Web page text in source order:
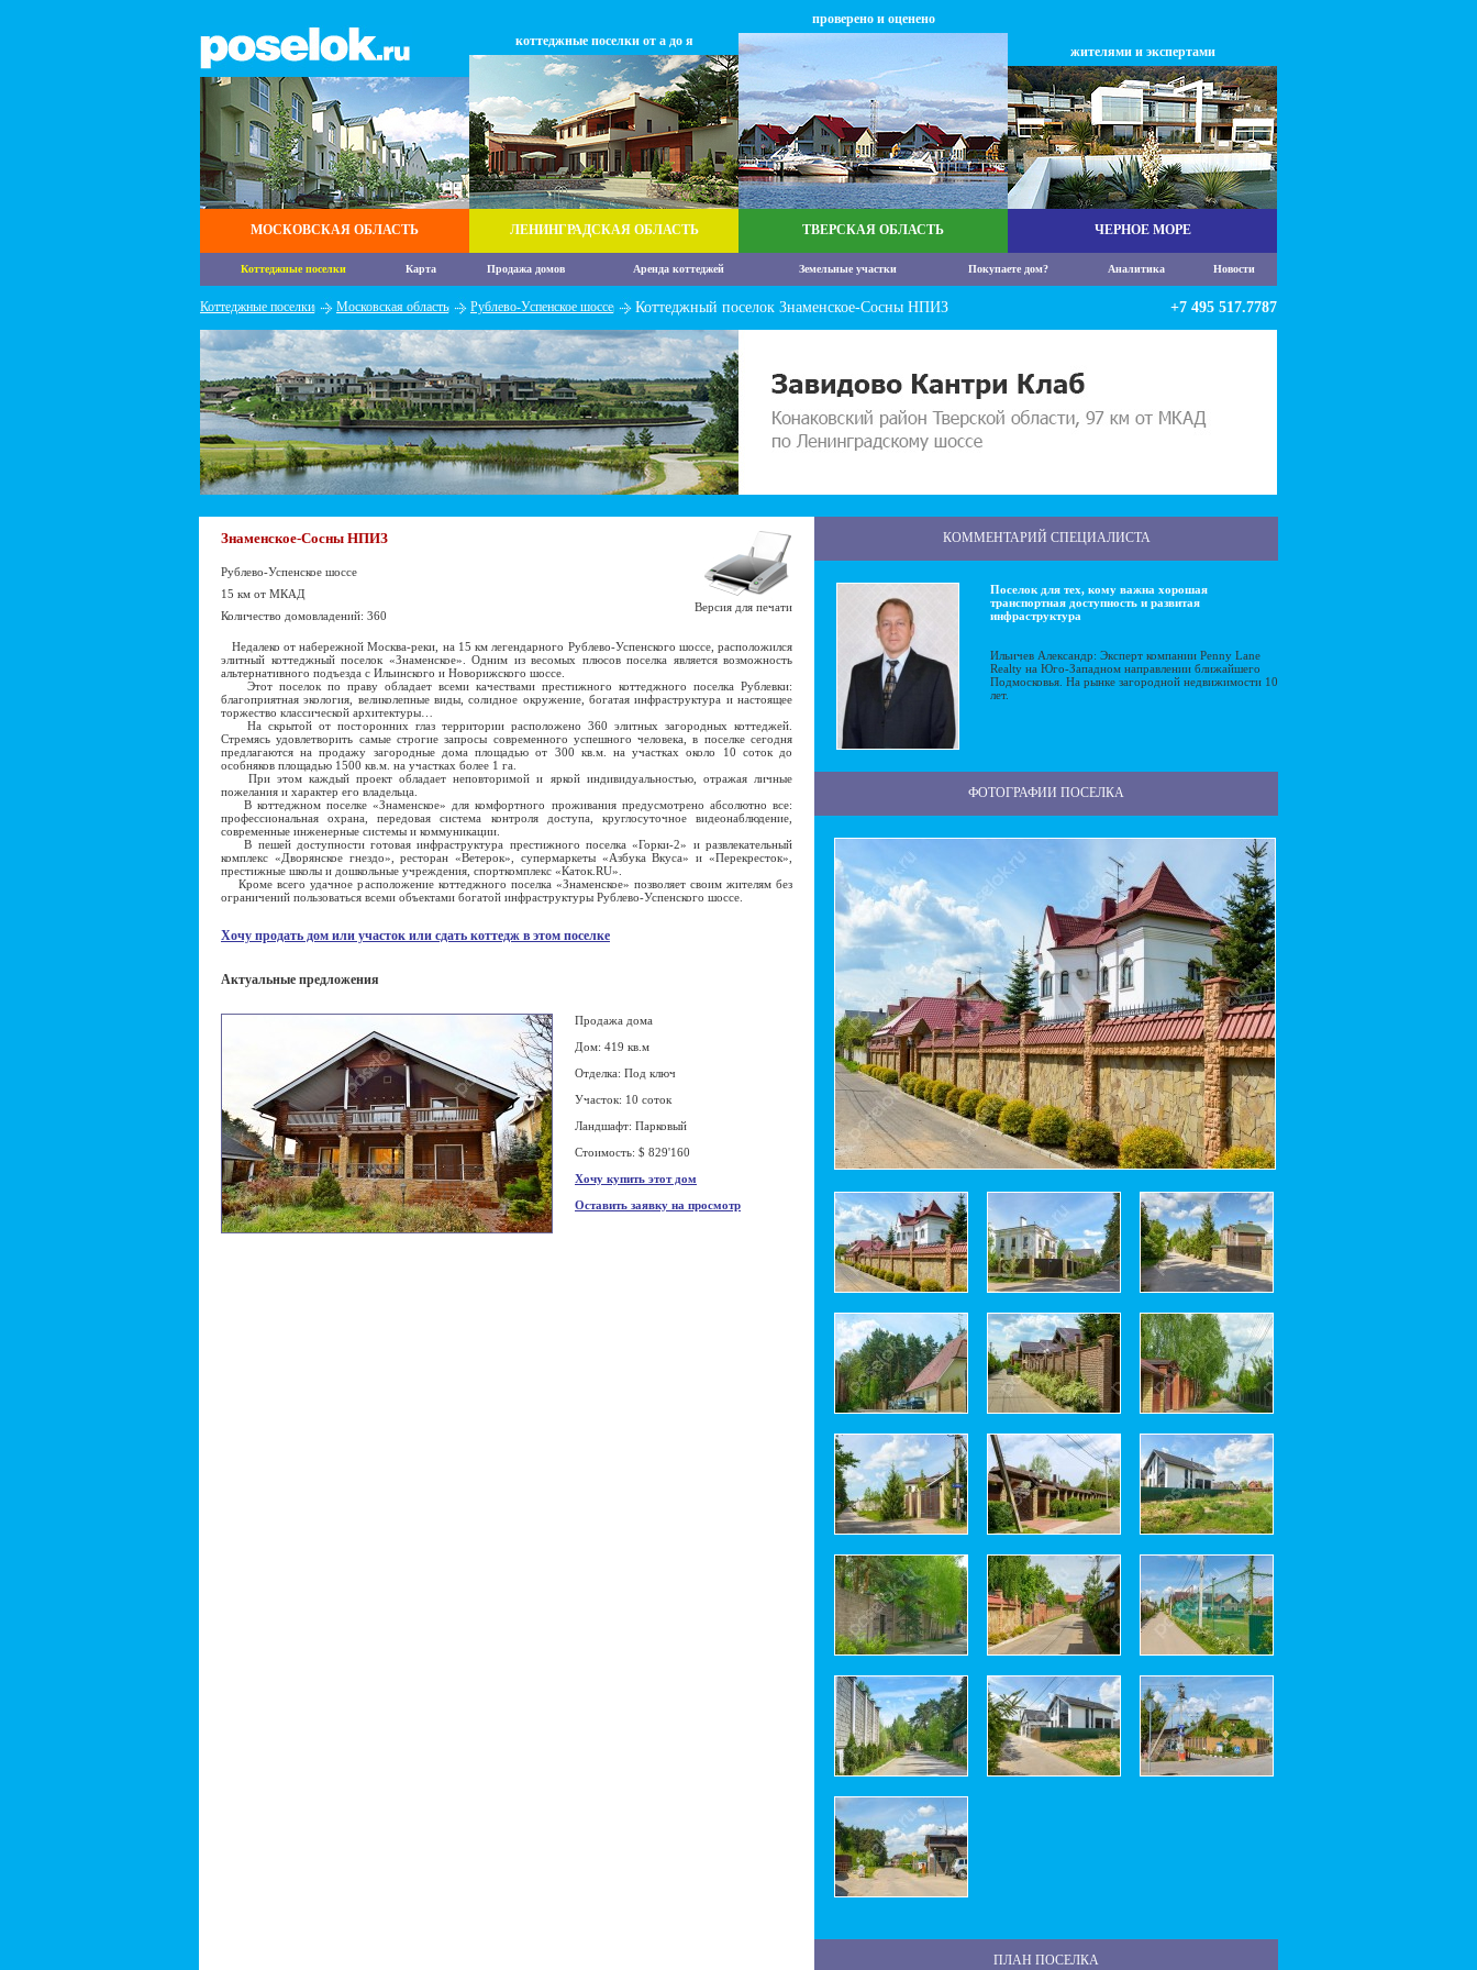
МОСКОВСКАЯ ОБЛАСТЬ
коттеджные поселки от а до я
ЛЕНИНГРАДСКАЯ ОБЛАСТЬ
проверено и оценено
ТВЕРСКАЯ ОБЛАСТЬ
жителями и экспертами
ЧЕРНОЕ МОРЕ
Коттеджные поселки Карта Продажа домов Аренда коттеджей Земельные участки Покупаете дом? Аналитика Новости
Коттеджные поселки Московская область Рублево-Успенское шоссе Коттеджный поселок Знаменское-Сосны НПИЗ +7 495 517.7787
Знаменское-Сосны НПИЗ
Рублево-Успенское шоссе
15 км от МКАД
Количество домовладений: 360
Версия для печати
Недалеко от набережной Москва-реки, на 15 км легендарного Рублево-Успенского шоссе, расположился
элитный коттеджный поселок «Знаменское». Одним из весомых плюсов поселка является возможность
альтернативного подъезда с Ильинского и Новорижского шоссе.
Этот поселок по праву обладает всеми качествами престижного коттеджного поселка Рублевки:
благоприятная экология, великолепные виды, солидное окружение, богатая инфраструктура и настоящее
торжество классической архитектуры…
На скрытой от посторонних глаз территории расположено 360 элитных загородных коттеджей.
Стремясь удовлетворить самые строгие запросы современного успешного человека, в поселке сегодня
предлагаются на продажу загородные дома площадью от 300 кв.м. на участках около 10 соток до
особняков площадью 1500 кв.м. на участках более 1 га.
При этом каждый проект обладает неповторимой и яркой индивидуальностью, отражая личные
пожелания и характер его владельца.
В коттеджном поселке «Знаменское» для комфортного проживания предусмотрено абсолютно все:
профессиональная охрана, передовая система контроля доступа, круглосуточное видеонаблюдение,
современные инженерные системы и коммуникации.
В пешей доступности готовая инфраструктура престижного поселка «Горки-2» и развлекательный
комплекс «Дворянское гнездо», ресторан «Ветерок», супермаркеты «Азбука Вкуса» и «Перекресток»,
престижные школы и дошкольные учреждения, спорткомплекс «Каток.RU».
Кроме всего удачное расположение коттеджного поселка «Знаменское» позволяет своим жителям без
ограничений пользоваться всеми объектами богатой инфраструктуры Рублево-Успенского шоссе.
Хочу продать дом или участок или сдать коттедж в этом поселке
Актуальные предложения
Продажа дома
Дом: 419 кв.м
Отделка: Под ключ
Участок: 10 соток
Ландшафт: Парковый
Стоимость: $ 829'160
Хочу купить этот дом
Оставить заявку на просмотр
КОММЕНТАРИЙ СПЕЦИАЛИСТА
Поселок для тех, кому важна хорошая
транспортная доступность и развитая
инфраструктура
Ильичев Александр: Эксперт компании Penny Lane
Realty на Юго-Западном направлении ближайшего
Подмосковья. На рынке загородной недвижимости 10
лет.
ФОТОГРАФИИ ПОСЕЛКА
ПЛАН ПОСЕЛКА